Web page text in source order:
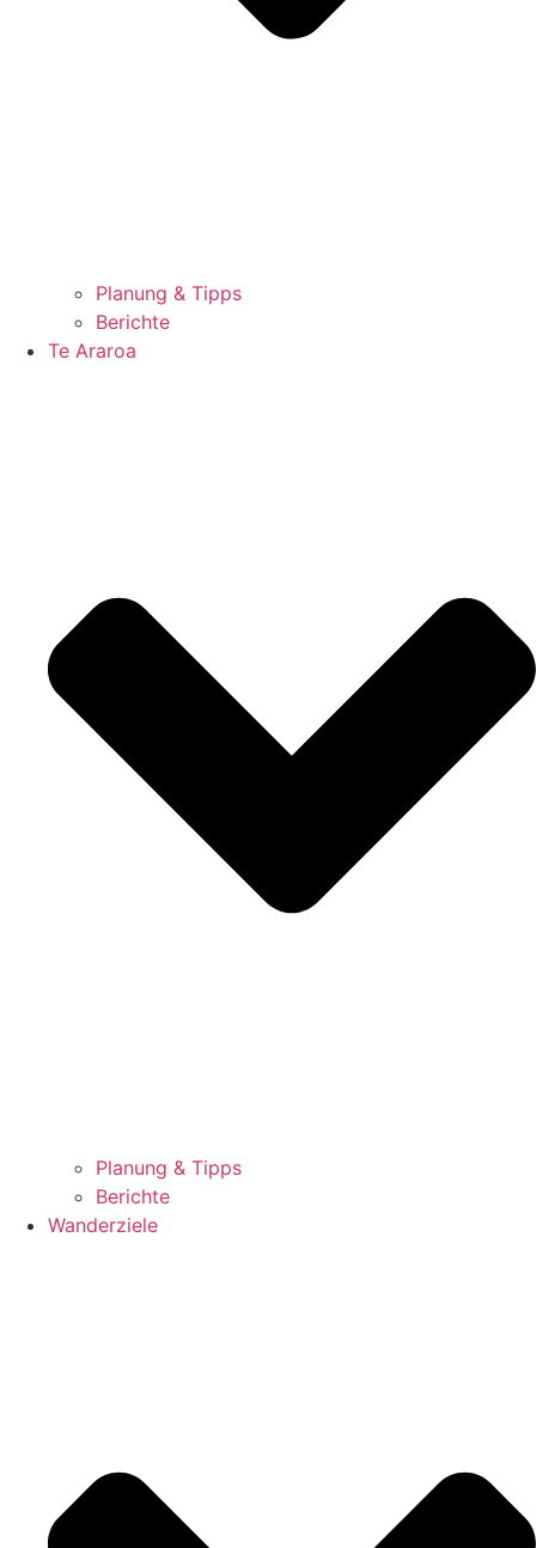
Planung & Tipps
Berichte
Te Araroa
Planung & Tipps
Berichte
Wanderziele